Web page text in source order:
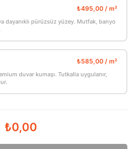
dayanıklı pürüzsüz yüzey. Mutfak, banyo
duvar kumaşı. Tutkalla uygulanır,
₺0,00